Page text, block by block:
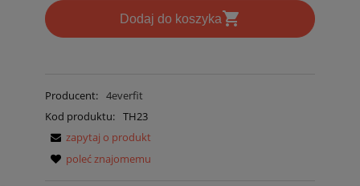
Dodaj do koszykashopping_cart
Producent: 4everfit
Kod produktu: TH23
zapytaj o produkt
poleć znajomemu